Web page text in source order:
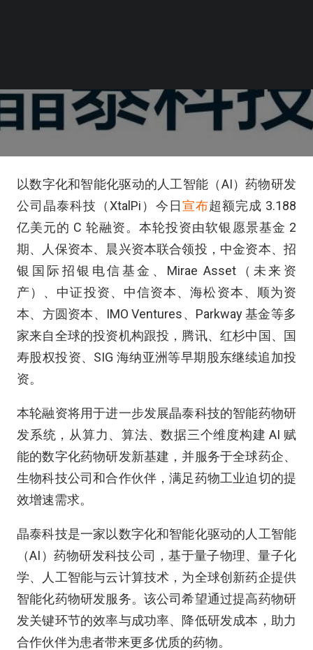
以数字化和智能化驱动的人工智能（AI）药物研发
公司晶泰科技（XtalPi）今日宣布超额完成 3.188
亿美元的 C 轮融资。本轮投资由软银愿景基金 2
期、人保资本、晨兴资本联合领投，中金资本、招
银国际招银电信基金、Mirae Asset（未来资
产）、中证投资、中信资本、海松资本、顺为资
本、方圆资本、IMO Ventures、Parkway 基金等多
家来自全球的投资机构跟投，腾讯、红杉中国、国
寿股权投资、SIG 海纳亚洲等早期股东继续追加投
资。
本轮融资将用于进一步发展晶泰科技的智能药物研
发系统，从算力、算法、数据三个维度构建 AI 赋
能的数字化药物研发新基建，并服务于全球药企、
生物科技公司和合作伙伴，满足药物工业迫切的提
效增速需求。
晶泰科技是一家以数字化和智能化驱动的人工智能
（AI）药物研发科技公司，基于量子物理、量子化
学、人工智能与云计算技术，为全球创新药企提供
智能化药物研发服务。该公司希望通过提高药物研
发关键环节的效率与成功率、降低研发成本，助力
合作伙伴为患者带来更多优质的药物。